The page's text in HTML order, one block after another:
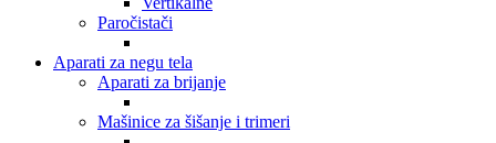
Paročistači
Aparati za negu tela
Aparati za brijanje
Mašinice za šišanje i trimeri